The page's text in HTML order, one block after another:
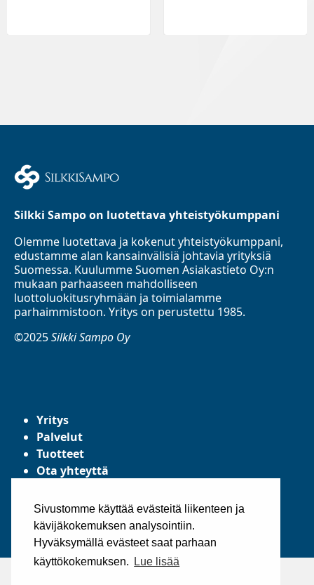
Sivustomme käyttää evästeitä liikenteen ja
kävijäkokemuksen analysointiin.
Hyväksymällä evästeet saat parhaan
käyttökokemuksen.
Lue lisää
Silkki Sampo on luotettava yhteistyökumppani
Olemme luotettava ja kokenut yhteistyökumppani,
edustamme alan kansainvälisiä johtavia yrityksiä
Suomessa. Kuulumme Suomen Asiakastieto Oy:n
mukaan parhaaseen mahdolliseen
luottoluokitusryhmään ja toimialamme
parhaimmistoon. Yritys on perustettu 1985.
©2025Silkki Sampo Oy
Yritys
Palvelut
Tuotteet
Ota yhteyttä
Yleiset toimitusehdot